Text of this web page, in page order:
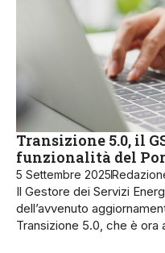
Transizione 5.0, il
funzionalità del
5 Settembre 2025
Il Gestore dei Servizi
dell’avvenuto
Transizione 5.0, che è ora